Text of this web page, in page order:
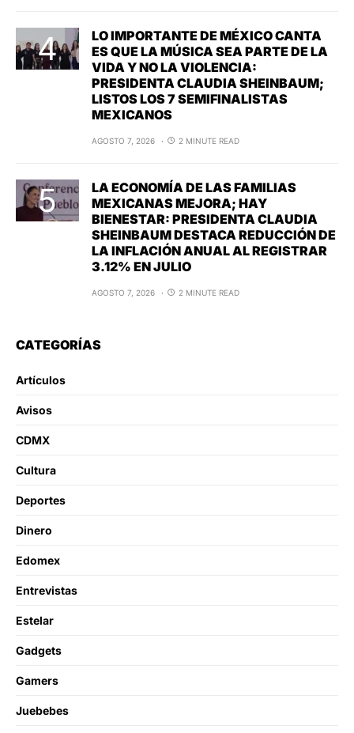
LO IMPORTANTE DE MÉXICO CANTA
ES QUE LA MÚSICA SEA PARTE DE LA
VIDA Y NO LA VIOLENCIA:
PRESIDENTA CLAUDIA SHEINBAUM;
LISTOS LOS 7 SEMIFINALISTAS
MEXICANOS
AGOSTO 7, 2026 2 MINUTE READ
LA ECONOMÍA DE LAS FAMILIAS
MEXICANAS MEJORA; HAY
BIENESTAR: PRESIDENTA CLAUDIA
SHEINBAUM DESTACA REDUCCIÓN DE
LA INFLACIÓN ANUAL AL REGISTRAR
3.12% EN JULIO
AGOSTO 7, 2026 2 MINUTE READ
CATEGORÍAS
Artículos
Avisos
CDMX
Cultura
Deportes
Dinero
Edomex
Entrevistas
Estelar
Gadgets
Gamers
Juebebes